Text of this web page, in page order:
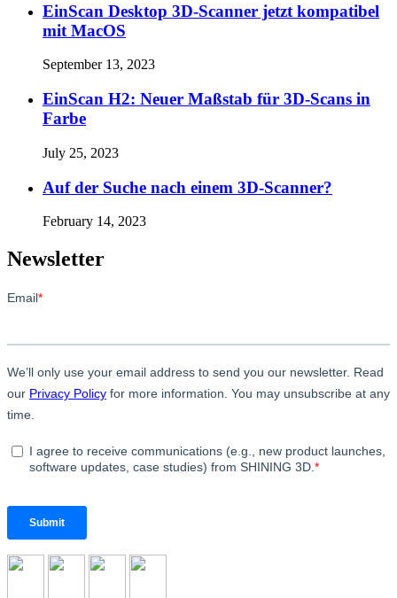
EinScan Desktop 3D-Scanner jetzt kompatibel
mit MacOS
September 13, 2023
EinScan H2: Neuer Maßstab für 3D-Scans in
Farbe
July 25, 2023
Auf der Suche nach einem 3D-Scanner?
February 14, 2023
Newsletter